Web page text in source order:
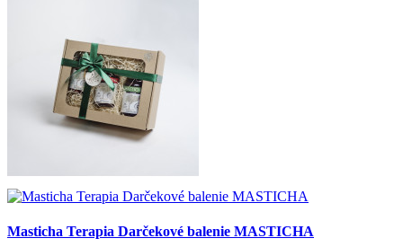
Masticha Terapia Darčekové balenie MASTICHA